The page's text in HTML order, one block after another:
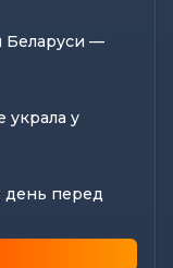
Беларуси —
украла у
день перед